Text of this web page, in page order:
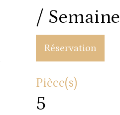
/ Semaine
Réservation
Pièce(s)
5